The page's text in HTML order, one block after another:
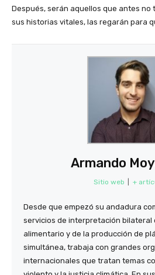
Después, serán aquellos que antes no
sus historias vitales, las regarán para
Armando
Sitio web +
Desde que empezó su andadura
servicios de interpretación bilateral
alimentario y de la producción de
simultánea, trabaja con grandes
internacionales que tratan temas